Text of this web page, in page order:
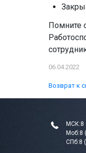
Помните
06.04.2022
Возврат к
МСК:8
Моб:8
СПб:8